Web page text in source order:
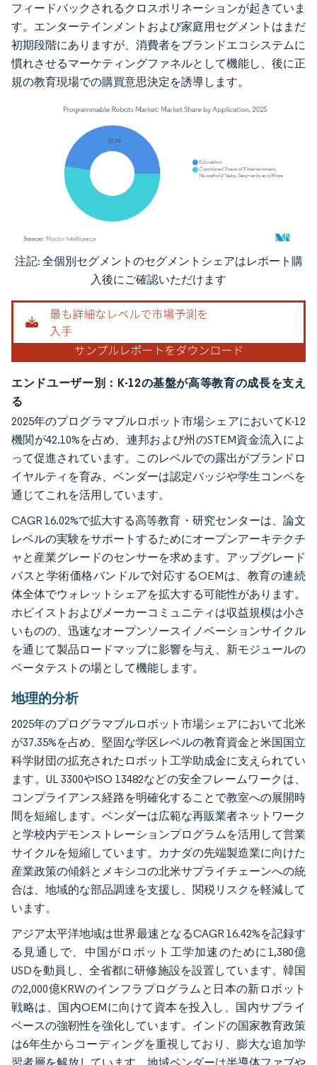
フィードバックされるクロスポリネーションが起きていま
す。エンターテインメントおよび家庭用セグメントはまだ
初期段階にありますが、消費者をブランドエコシステムに
慣れさせるマーケティングファネルとして機能し、後に正
規の教育現場での購買意思決定を誘導します。
画像 © Mordor Intelligence。再利用にはCC BY 4.0の表示が必要です。
注記: 全個別セグメントのセグメントシェアはレポート購
入後にご確認いただけます
エンドユーザー別：K-12の基盤が高等教育の成長を支え
る
2025年のプログラマブルロボット市場シェアにおいてK-12
機関が42.10%を占め、連邦および州のSTEM資金流入によ
って促進されています。このレベルでの露出がブランドロ
イヤルティを育み、ベンダーは認定バッジや学生コンペを
通じてこれを活用しています。
CAGR 16.02%で拡大する高等教育・研究センターは、論文
レベルの実験をサポートするためにオープンアーキテクチ
ャと産業グレードのセンサーを求めます。アップグレード
パスと学術価格バンドルで対応するOEMは、教育の連続
体全体でウォレットシェアを拡大する可能性があります。
ホビイストおよびメーカーコミュニティは収益規模は小さ
いものの、迅速なオープンソースイノベーションサイクル
を通じて製品ロードマップに影響を与え、新モジュールの
ベータテストの場として機能します。
地理的分析
2025年のプログラマブルロボット市場シェアにおいて北米
が37.35%を占め、堅固な学区レベルの教育資金と米国国立
科学財団の拡充されたロボット工学助成金に支えられてい
ます。UL 3300やISO 13482などの安全フレームワークは、
コンプライアンス経路を明確化することで教室への展開時
間を短縮します。ベンダーは広範な再販業者ネットワーク
と学校内デモンストレーションプログラムを活用して営業
サイクルを短縮しています。カナダの先端製造業に向けた
産業政策の傾斜とメキシコの北米サプライチェーンへの統
合は、地域的な部品調達を支援し、関税リスクを軽減して
います。
アジア太平洋地域は世界最速となるCAGR 16.42%を記録す
る見通しで、中国がロボット工学加速のために1,380億
USDを動員し、全省都に研修施設を設置しています。韓国
の2,000億KRWのインフラプログラムと日本の新ロボット
戦略は、国内OEMに向けて資本を投入し、国内サプライ
ベースの強靭性を強化しています。インドの国家教育政策
は6年生からコーディングを重視しており、膨大な追加学